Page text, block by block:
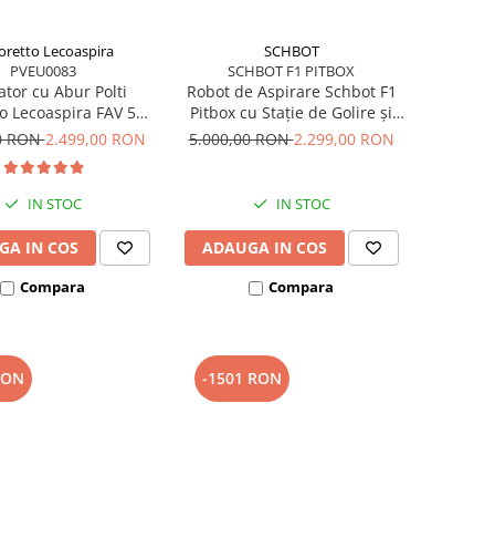
Lecoaspira
PVEU0083
cu Abur Polti
Lecoaspira FAV 50,
Cu Functie de
Apa, Alb/Rosu
RON2.499,00 RON
IN STOC
IN COS
Compara
SCHBOT
SCHBOT F1 PITBOX
Robot de Aspirare Schbot F1
Pitbox cu Stație de Golire și
Încărcare Automată, Aspirator
umedă, Autonomie 55 - 110
5.000,00 RON2.299,00 RON
IN STOC
ADAUGA IN COS
Compara
-1501 RON